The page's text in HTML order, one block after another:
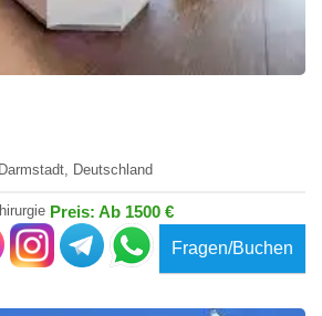
Deutschland
Preis: Ab 1500 €
Fragen/Buchen